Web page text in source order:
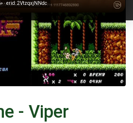
erid: 2VtzqxjNNdc
- Viper